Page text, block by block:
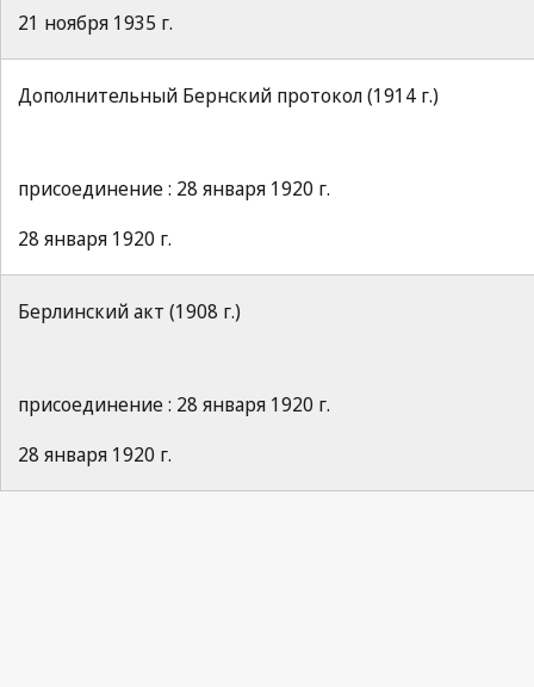
21 ноября 1935 г.
Дополнительный Бернский протокол (1914 г.)
присоединение : 28 января 1920 г.
28 января 1920 г.
Берлинский акт (1908 г.)
присоединение : 28 января 1920 г.
28 января 1920 г.